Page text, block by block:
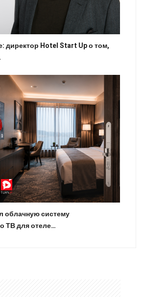
директор Hotel Start Up о том,
облачную систему
ТВ для отеле…